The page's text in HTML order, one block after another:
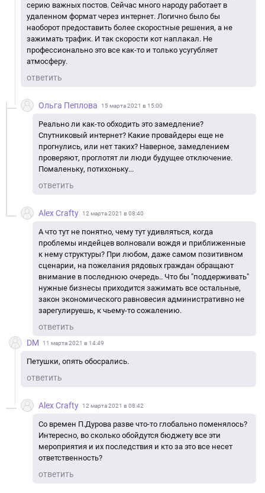
серию важных постов. Сейчас много народу работает в
удаленном формат через интернет. Логично было бы
наоборот предоставить более скоростные решения, а не
зажимать трафик. И так скорости кот наплакал. Не
профессионально это все как-то и только усугубляет
атмосферу.
ответить
Ольга Пеплова 15 марта 2021 в 15:00
Реально ли как-то обходить это замедление?
Спутниковый интернет? Какие провайдеры еще не
прогнулись, или нет таких? Наверное, замедлением
проверяют, проглотят ли люди будущее отключение.
Помаленьку, потихоньку...
ответить
Alex Crafty 12 марта 2021 в 08:40
А что тут не понятно, чему тут удивляться, когда
проблемы индейцев волновали вождя и приближенные
к нему структуры? При любом, даже самом позитивном
сценарии, на пожелания рядовых граждан обращают
внимание в последнюю очередь.. Что бы "поддерживать"
нужные бизнесы приходится зажимать все остальные,
закон экономического равновесия административно не
зарегулируешь, к чьему-то сожалению.
ответить
DM
11 марта 2021 в 14:49
Петушки, опять обосрались.
ответить
Alex Crafty 12 марта 2021 в 08:42
Со времен П.Дурова разве что-то глобально поменялось?
Интересно, во сколько обойдутся бюджету все эти
мероприятия и их последствия и кто за это все несет
ответственность?
ответить